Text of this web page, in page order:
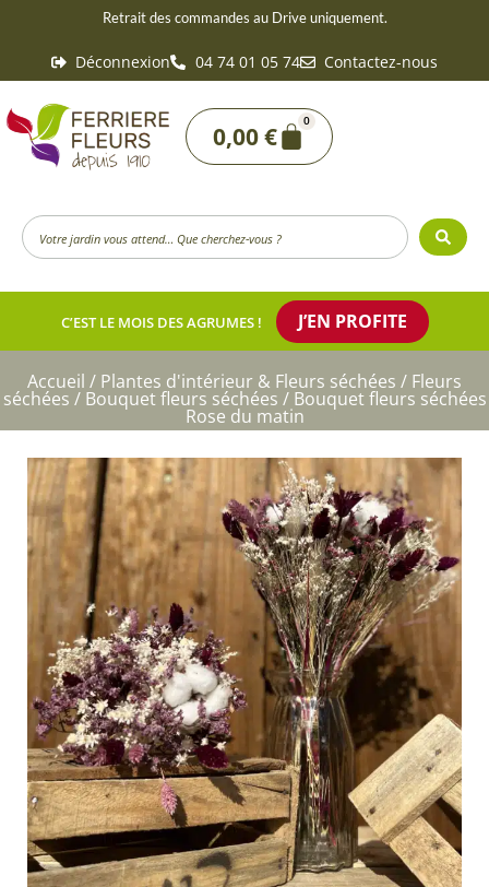
contenu
Retrait des commandes au Drive uniquement.
Déconnexion 04 74 01 05 74 Contactez-nous
0,00€
0
Panier
Search
...
C’EST LE MOIS DES AGRUMES ! J’EN PROFITE
Accueil / Plantes d'intérieur & Fleurs séchées / Fleurs
séchées / Bouquet fleurs séchées / Bouquet fleurs séchées
Rose du matin